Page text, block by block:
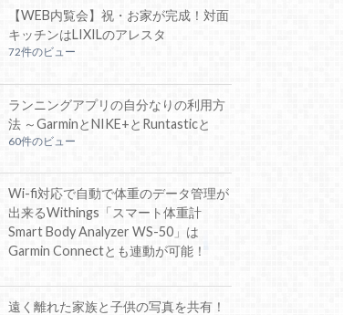
【WEB内覧会】祝・お家が完成！対面
キッチンはLIXILのアレスタ
72件のビュー
ランニングアプリの自分なりの利用方
法 ～GarminとNIKE+とRuntasticと
60件のビュー
Wi-fi対応で自動で体重のデータ管理が
出来るWithings「スマート体重計
Smart Body Analyzer WS-50」は
Garmin Connectとも連動が可能！
遠く離れた家族と子供の写真を共有！